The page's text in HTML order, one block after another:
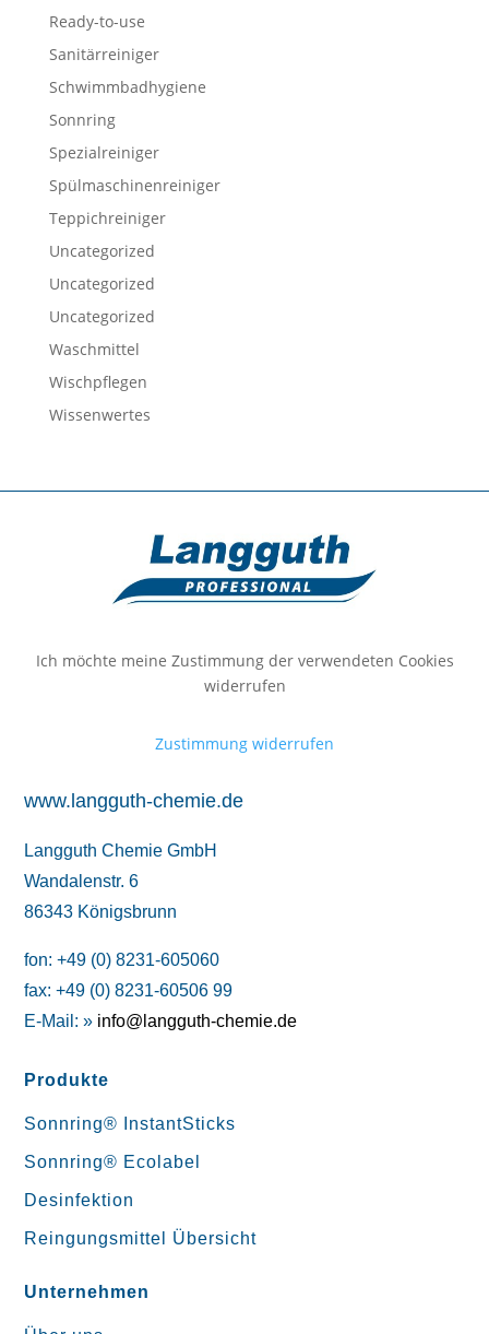
Ready-to-use
Sanitärreiniger
Schwimmbadhygiene
Sonnring
Spezialreiniger
Spülmaschinenreiniger
Teppichreiniger
Uncategorized
Uncategorized
Uncategorized
Waschmittel
Wischpflegen
Wissenwertes
Ich möchte meine Zustimmung der verwendeten Cookies
widerrufen
Zustimmung widerrufen
www.langguth-chemie.de
Langguth Chemie GmbH
Wandalenstr. 6
86343 Königsbrunn
fon: +49 (0) 8231-605060
fax: +49 (0) 8231-60506 99
E-Mail: » info@langguth-chemie.de
Produkte
Sonnring® InstantSticks
Sonnring® Ecolabel
Desinfektion
Reingungsmittel Übersicht
Unternehmen